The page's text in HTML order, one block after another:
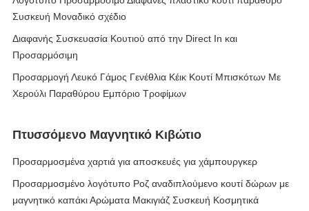
Συσκευή Μοναδικό σχέδιο
Διαφανής Συσκευασία Κουτιού από την Direct In και
Προσαρμόσιμη
Προσαρμογή Λευκό Γάμος Γενέθλια Κέικ Κουτί Μπισκότων Με
Χερούλι Παραθύρου Εμπόριο Τροφίμων
Πτυσσόμενο Μαγνητικό Κιβώτιο
Προσαρμοσμένα χαρτιά για αποσκευές για χάμπουργκερ
Προσαρμοσμένο λογότυπο Ροζ αναδιπλούμενο κουτί δώρων με
μαγνητικό καπάκι Αρώματα Μακιγιάζ Συσκευή Κοσμητικά